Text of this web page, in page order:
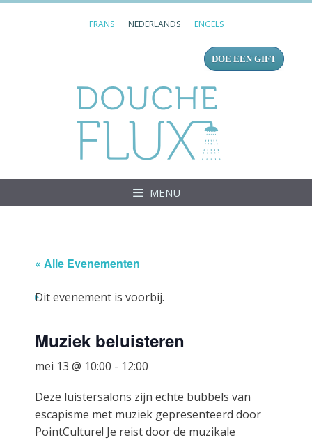
FRANS NEDERLANDS ENGELS
DOE EEN GIFT
MENU
« Alle Evenementen
Dit evenement is voorbij.
Muziek beluisteren
mei 13 @ 10:00 - 12:00
Deze luistersalons zijn echte bubbels van
escapisme met muziek gepresenteerd door
PointCulture! Je reist door de muzikale